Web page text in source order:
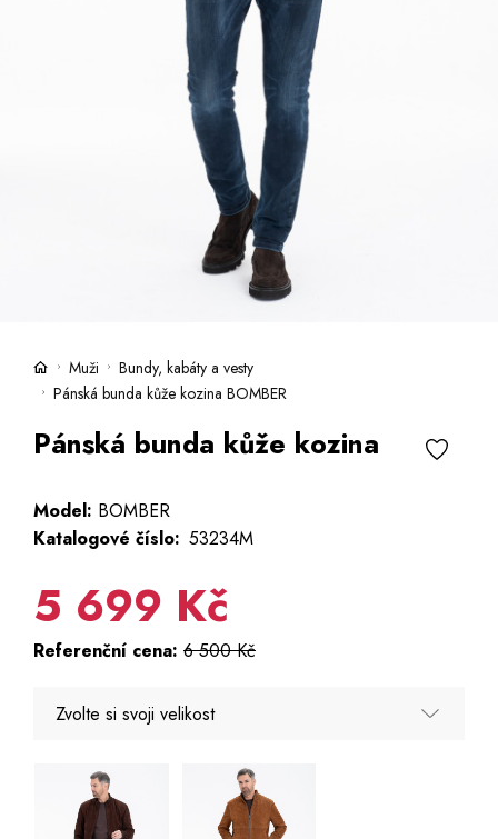
Extra výhodné
Slevy
Bundy a kabáty -50 %
Slovensky
Muži
Bundy, kabáty a vesty
Pánská bunda kůže kozina BOMBER
Pánská bunda kůže kozina
Model: BOMBER
Katalogové číslo: 53234M
5 699 Kč
Referenční cena: 6 500 Kč
Zvolte si svoji velikost
50